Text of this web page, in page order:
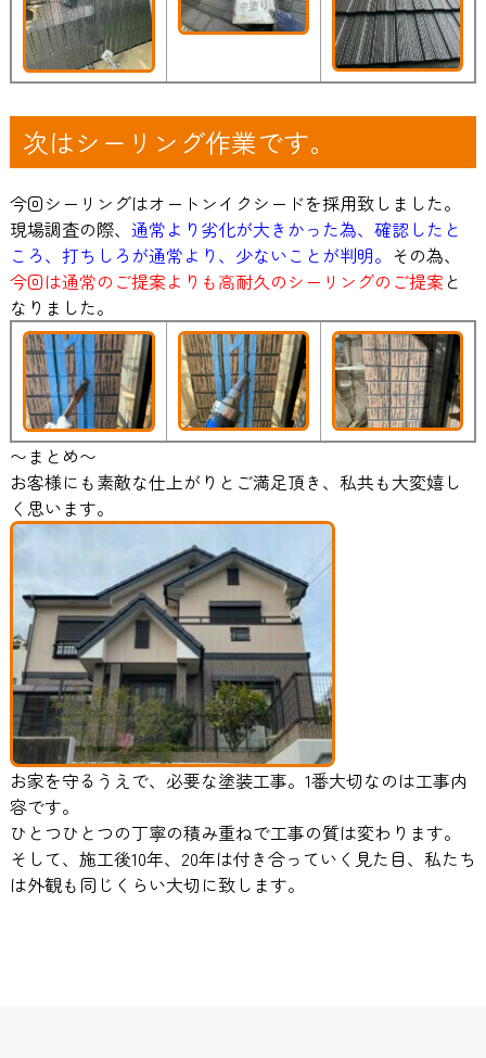
次はシーリング作業です。
今回シーリングはオートンイクシードを採用致しました。
現場調査の際、 通常より劣化が大きかった為、確認したと
ころ、打ちしろが通常より、少ないことが判明。 その為、
今回は通常のご提案よりも高耐久のシーリングのご提案 と
なりました。
〜まとめ〜
お客様にも素敵な仕上がりとご満足頂き、私共も大変嬉し
く思います。
お家を守るうえで、必要な塗装工事。1番大切なのは工事内
容です。
ひとつひとつの丁寧の積み重ねで工事の質は変わります。
そして、施工後10年、20年は付き合っていく見た目、私たち
は外観も同じくらい大切に致します。